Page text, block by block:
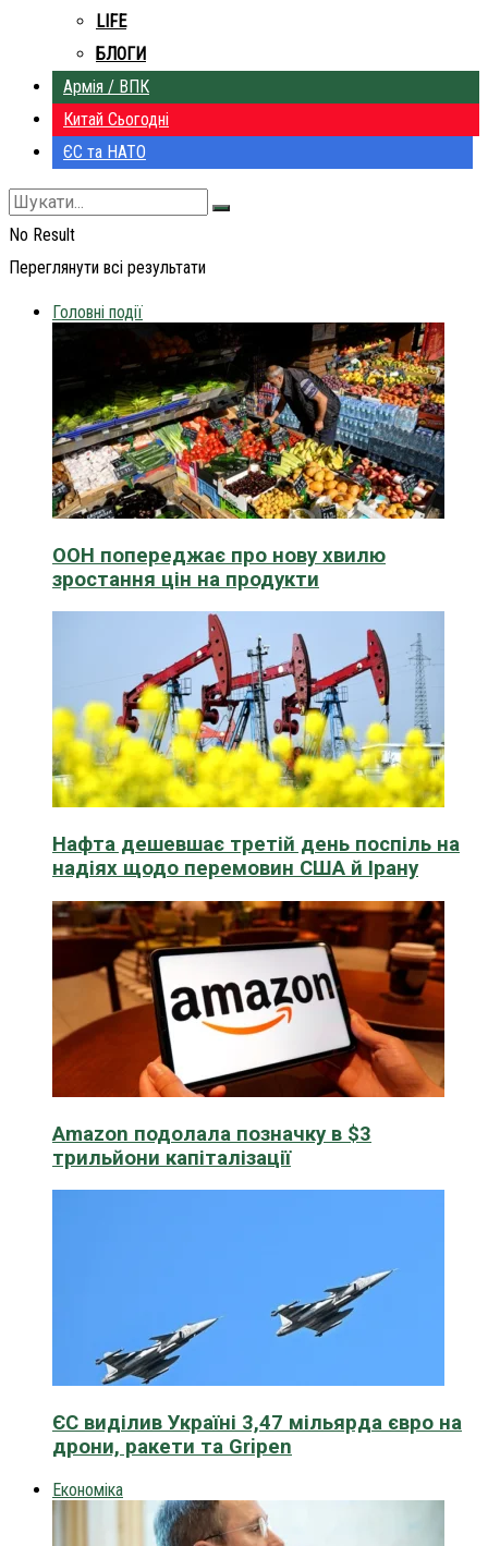
LIFE
БЛОГИ
Армія / ВПК
Китай Сьогодні
ЄС та НАТО
No Result
Переглянути всі результати
Головні події
ООН попереджає про нову хвилю
зростання цін на продукти
Нафта дешевшає третій день поспіль на
надіях щодо перемовин США й Ірану
Amazon подолала позначку в $3
трильйони капіталізації
ЄС виділив Україні 3,47 мільярда євро на
дрони, ракети та Gripen
Економіка